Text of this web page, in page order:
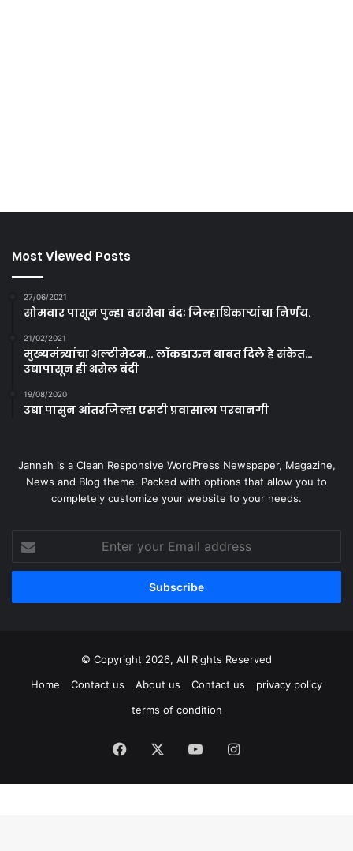
Most Viewed Posts
27/06/2021
सोमवार पासून पुन्हा बससेवा बंद; जिल्हाधिकाऱ्यांचा निर्णय.
21/02/2021
मुख्यमंत्र्यांचा अल्टीमेटम… लॉकडाऊन बाबत दिले हे संकेत…
उद्यापासून ही असेल बंदी
19/08/2020
उद्या पासुन आंतरजिल्हा एसटी प्रवासाला परवानगी
Jannah is a Clean Responsive WordPress Newspaper, Magazine,
News and Blog theme. Packed with options that allow you to
completely customize your website to your needs.
your
Email
© Copyright 2026, All Rights Reserved
Home
Contact us About us Contact us
privacy policy
terms of condition
Facebook YouTubeInstagram